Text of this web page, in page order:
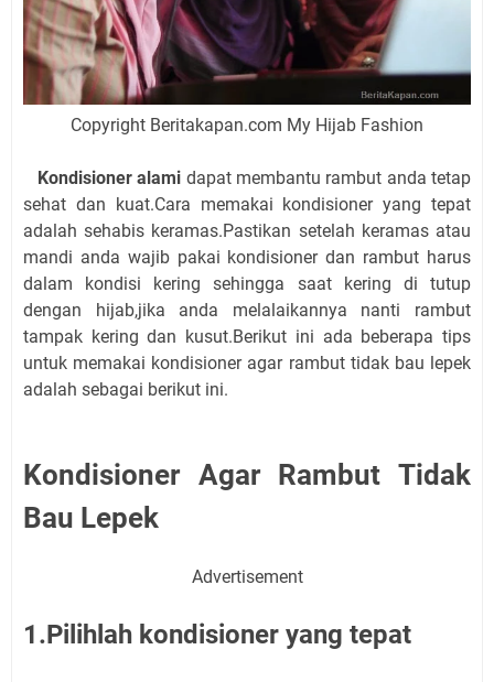
Copyright Beritakapan.com My Hijab Fashion
Kondisioner alami dapat membantu rambut anda tetap
sehat dan kuat.Cara memakai kondisioner yang tepat
adalah sehabis keramas.Pastikan setelah keramas atau
mandi anda wajib pakai kondisioner dan rambut harus
dalam kondisi kering sehingga saat kering di tutup
dengan hijab,jika anda melalaikannya nanti rambut
tampak kering dan kusut.Berikut ini ada beberapa tips
untuk memakai kondisioner agar rambut tidak bau lepek
adalah sebagai berikut ini.
Kondisioner Agar Rambut Tidak
Bau Lepek
Advertisement
1.Pilihlah kondisioner yang tepat